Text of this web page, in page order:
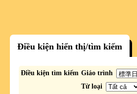
Điều kiện hiển thị/tìm kiếm
Điều kiện tìm kiếm Giáo trình
Từ loại